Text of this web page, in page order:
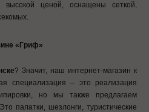
высокой ценой, оснащены сеткой,
«Гриф»
? Значит, наш интернет-магазин к
специализация – это реализация
но мы также предлагаем
палатки, шезлонги, туристические